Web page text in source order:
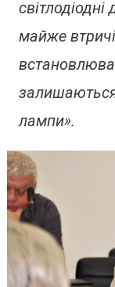
майже
лампи».